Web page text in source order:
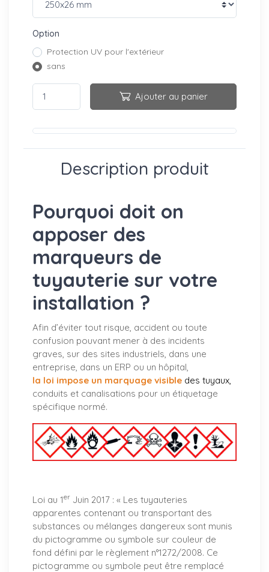
Option
Protection UV pour l'extérieur
sans
Ajouter au panier
Description produit
Pourquoi doit on
apposer des
marqueurs de
tuyauterie sur votre
installation ?
Afin d’éviter tout risque, accident ou toute
confusion pouvant mener à des incidents
graves, sur des sites industriels, dans une
entreprise, dans un ERP ou un hôpital,
la loi impose un marquage visible des tuyaux,
conduits et canalisations pour un étiquetage
spécifique normé.
Loi au 1er Juin 2017 : « Les tuyauteries
apparentes contenant ou transportant des
substances ou mélanges dangereux sont munis
du pictogramme ou symbole sur couleur de
fond défini par le règlement n°1272/2008. Ce
pictogramme ou symbole peut être remplacé